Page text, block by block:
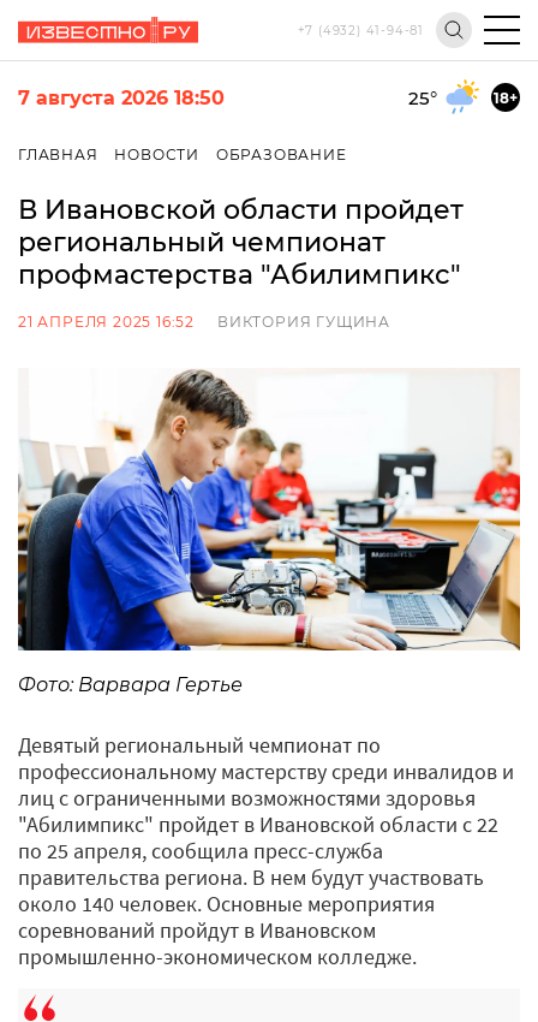
+7 (4932) 41-94-81
7 августа 2026 18:50 25° 18+
ГЛАВНАЯ НОВОСТИ ОБРАЗОВАНИЕ
В Ивановской области пройдет
региональный чемпионат
профмастерства "Абилимпикс"
21 АПРЕЛЯ 2025 16:52 ВИКТОРИЯ ГУЩИНА
Фото: Варвара Гертье
Девятый региональный чемпионат по
профессиональному мастерству среди инвалидов и
лиц с ограниченными возможностями здоровья
"Абилимпикс" пройдет в Ивановской области с 22
по 25 апреля, сообщила пресс-служба
правительства региона. В нем будут участвовать
около 140 человек. Основные мероприятия
соревнований пройдут в Ивановском
промышленно-экономическом колледже.